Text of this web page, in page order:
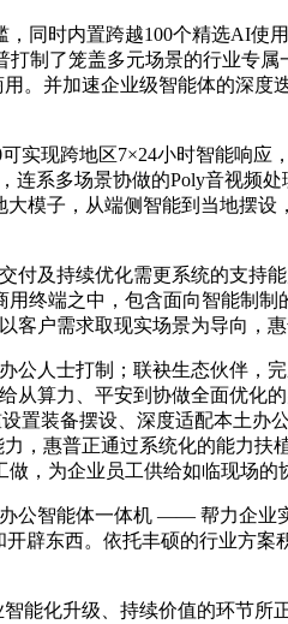
时内置跨越100个精选AI使用
制了笼盖多元场景的行业专
。并加速企业级智能体的深度
现跨地区7×24小时智能响应
系多场景协做的Poly音视频
模子，从端侧智能到当地摆
及持续优化需更系统的支持
终端之中，包含面向智能制
户需求取现实场景为导向，
人士打制；联袂生态伙伴，
算力、平安到协做全面优化
装备摆设、深度适配本土办
惠普正通过系统化的能力扶
，为企业员工供给如临现场的
智能体一体机 —— 帮力企业
辟东西。依托丰硕的行业方案
化升级、持续价值的环节所